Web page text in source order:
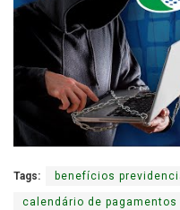
Tags: benefícios
calendário de pagamentos